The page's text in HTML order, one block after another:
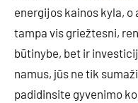
energijos kainos kyla,
tampa vis griežtesni,
būtinybe, bet ir
namus, jūs ne tik
padidinsite gyvenimo